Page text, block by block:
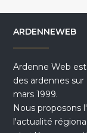
ARDENNEWEB
Ardenne Web
des ardennes
mars 1999.
Nous proposons
l'actualité